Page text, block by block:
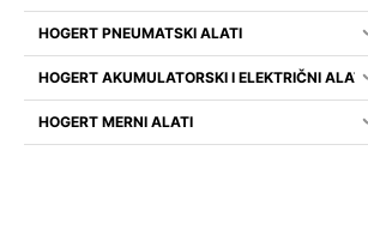
HOGERT PNEUMATSKI ALATI
HOGERT AKUMULATORSKI I ELEKTRIČNI ALATI
HOGERT MERNI ALATI